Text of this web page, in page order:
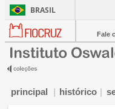
BRASIL
Fale
principal histórico